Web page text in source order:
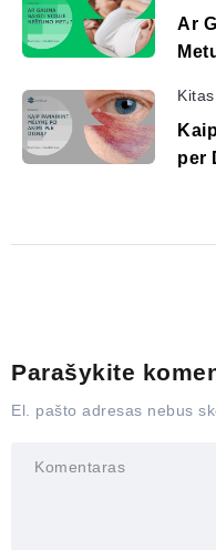
Ar
Kitas
per
Parašykite
El. pašto adresas nebus